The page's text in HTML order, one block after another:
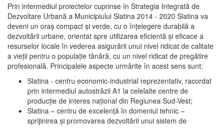
Prin intermediul proiectelor cuprinse în Strategia Integrată de
Dezvoltare Urbană a Municipiului Slatina 2014 - 2020 Slatina va
deveni un oraş compact şi verde, cu o înţelegere durabilă a
dezvoltării urbane, orientat spre utilizarea eficientă şi eficace a
resurselor locale în vederea asigurării unui nivel ridicat de calitate
a vieţii pentru o populaţie tânără, cu un nivel ridicat de pregătire
profesională. Principalele aspecte urmărite în acest sens sunt:
Slatina - centru economic-industrial reprezentativ, racordat
prin intermediul autostrăzii A1 la celelalte centre de
producţie de interes naţional din Regiunea Sud-Vest;
Slatina – centru de excelenţă în domeniul tehnic –
sprijinirea şi promovarea dezvoltării unui sistem de